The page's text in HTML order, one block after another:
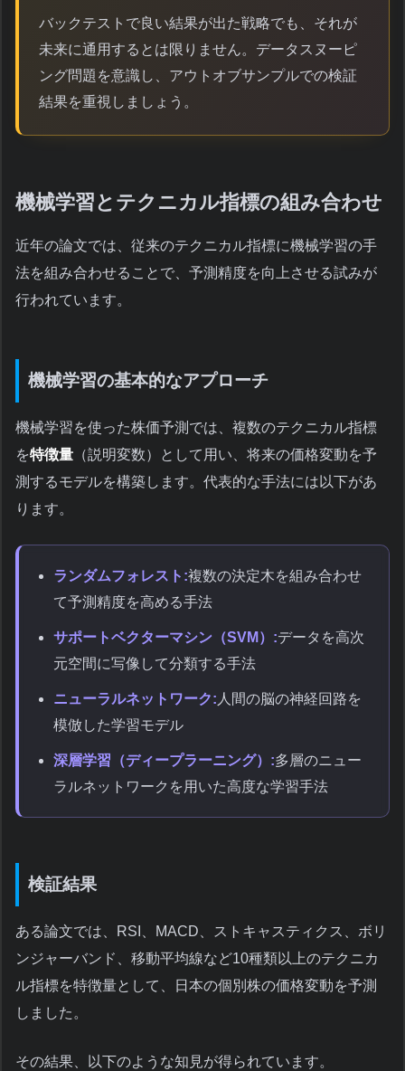
バックテストで良い結果が出た戦略でも、それが
未来に通用するとは限りません。データスヌーピ
ング問題を意識し、アウトオブサンプルでの検証
結果を重視しましょう。
機械学習とテクニカル指標の組み合わせ
近年の論文では、従来のテクニカル指標に機械学習の手
法を組み合わせることで、予測精度を向上させる試みが
行われています。
機械学習の基本的なアプローチ
機械学習を使った株価予測では、複数のテクニカル指標
を特徴量 （説明変数）として用い、将来の価格変動を予
測するモデルを構築します。代表的な手法には以下があ
ります。
ランダムフォレスト:複数の決定木を組み合わせ
て予測精度を高める手法
サポートベクターマシン（SVM）:データを高次
元空間に写像して分類する手法
ニューラルネットワーク: 人間の脳の神経回路を
模倣した学習モデル
深層学習（ディープラーニング）:多層のニュー
ラルネットワークを用いた高度な学習手法
検証結果
ある論文では、RSI、MACD、ストキャスティクス、ボリ
ンジャーバンド、移動平均線など10種類以上のテクニカ
ル指標を特徴量として、日本の個別株の価格変動を予測
しました。
その結果、以下のような知見が得られています。